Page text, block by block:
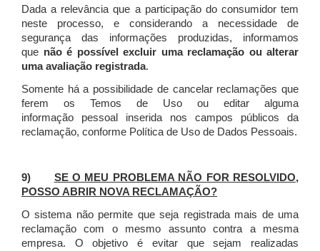
Dada a relevância que a participação do consumidor tem
neste processo, e considerando a necessidade de
segurança das informações produzidas, informamos
que não é possível excluir uma reclamação ou alterar
uma avaliação registrada.
Somente há a possibilidade de cancelar reclamações que
ferem os Temos de Uso ou editar alguma
informação pessoal inserida nos campos públicos da
reclamação, conforme Política de Uso de Dados Pessoais.
9) SE O MEU PROBLEMA NÃO FOR RESOLVIDO,
POSSO ABRIR NOVA RECLAMAÇÃO?
O sistema não permite que seja registrada mais de uma
reclamação com o mesmo assunto contra a mesma
empresa. O objetivo é evitar que sejam realizadas